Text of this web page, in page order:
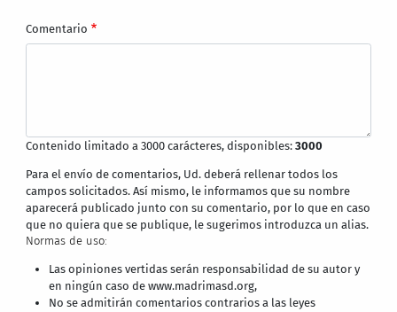
Comentario
Contenido limitado a 3000 carácteres, disponibles:3000
Para el envío de comentarios, Ud. deberá rellenar todos los
campos solicitados. Así mismo, le informamos que su nombre
aparecerá publicado junto con su comentario, por lo que en caso
que no quiera que se publique, le sugerimos introduzca un alias.
Normas de uso:
Las opiniones vertidas serán responsabilidad de su autor y
en ningún caso de www.madrimasd.org,
No se admitirán comentarios contrarios a las leyes